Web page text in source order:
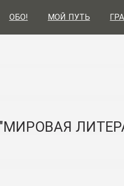
ОБО! МОЙ ПУТЬ